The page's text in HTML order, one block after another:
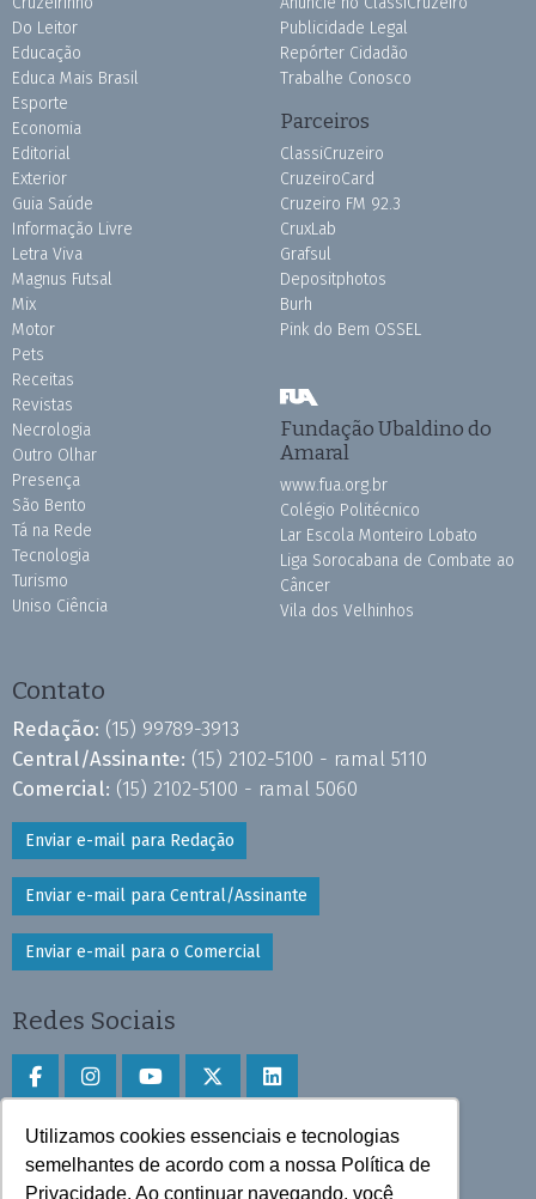
Utilizamos cookies essenciais e tecnologias
semelhantes de acordo com a nossa Política de
Privacidade. Ao continuar navegando, você
Do Leitor
Educação
Educa Mais Brasil
Esporte
Economia
Editorial
Exterior
Guia Saúde
Informação Livre
Letra Viva
Magnus Futsal
Mix
Motor
Pets
Receitas
Revistas
Necrologia
Outro Olhar
Presença
São Bento
Tá na Rede
Tecnologia
Turismo
Uniso Ciência
Publicidade Legal
Repórter Cidadão
Trabalhe Conosco
Parceiros
ClassiCruzeiro
CruzeiroCard
Cruzeiro FM 92.3
CruxLab
Grafsul
Depositphotos
Burh
Pink do Bem OSSEL
Fundação Ubaldino do
Amaral
www.fua.org.br
Colégio Politécnico
Lar Escola Monteiro Lobato
Liga Sorocabana de Combate ao
Câncer
Vila dos Velhinhos
Contato
Redação: (15) 99789-3913
Central/Assinante: (15) 2102-5100 - ramal 5110
Comercial: (15) 2102-5100 - ramal 5060
Enviar e-mail para Redação
Enviar e-mail para Central/Assinante
Enviar e-mail para o Comercial
Redes Sociais
Faça download do aplicativo